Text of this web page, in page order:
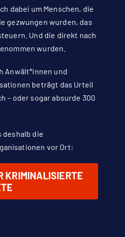
dabei um Menschen, die
gezwungen wurden, das
Und die direkt nach
wurden.
Anwält*innen und
beträgt das Urteil
– oder sogar absurde 300
die
vor Ort:
KRIMINALISIERTE